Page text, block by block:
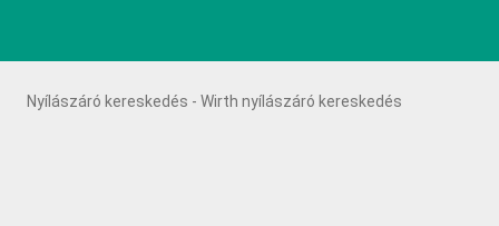
Nyílászáró kereskedés - Wirth nyílászáró kereskedés